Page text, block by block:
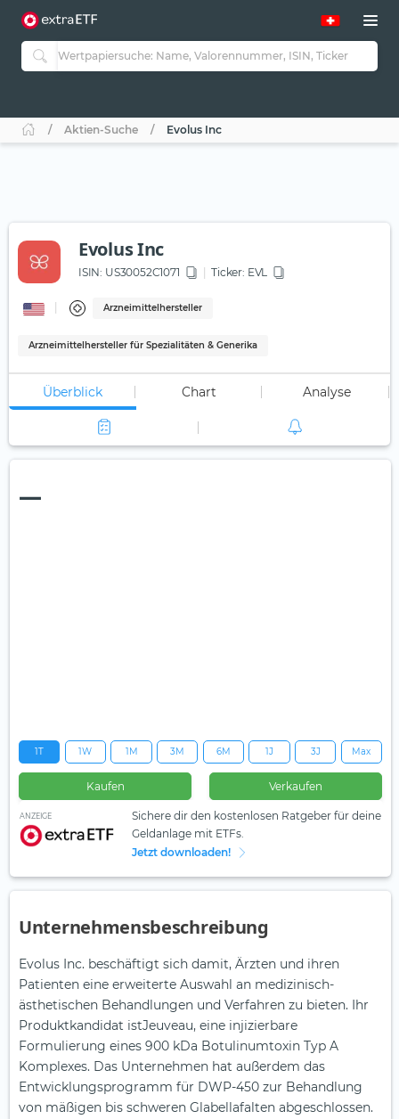
Aktien-Suche Evolus Inc
Evolus Inc
ISIN: US30052C1071 Ticker: EVL
Arzneimittelhersteller
Arzneimittelhersteller für Spezialitäten & Generika
Überblick Chart Analyse
—
1T 1W 1M 3M 6M 1J 3J Max
Kaufen Verkaufen
ANZEIGE
Sichere dir den kostenlosen Ratgeber für deine
Geldanlage mit ETFs.
Jetzt downloaden!
Unternehmensbeschreibung
Evolus Inc. beschäftigt sich damit, Ärzten und ihren
Patienten eine erweiterte Auswahl an medizinisch-
ästhetischen Behandlungen und Verfahren zu bieten. Ihr
Produktkandidat istJeuveau, eine injizierbare
Formulierung eines 900 kDa Botulinumtoxin Typ A
Komplexes. Das Unternehmen hat außerdem das
Entwicklungsprogramm für DWP-450 zur Behandlung
von mäßigen bis schweren Glabellafalten abgeschlossen.